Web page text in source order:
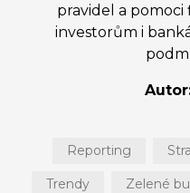
pravidel a
investorům i
Reporting
Trendy Zelené